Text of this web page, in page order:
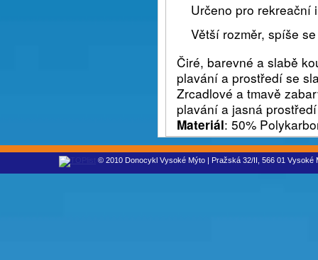
Určeno pro rekreační
Větší rozměr, spíše
Čiré, barevné a slabě
plavání a prostředí se
Zrcadlové a tmavě
plavání a jasná prostředí
Materiál: 50%
© 2010 Donocykl Vysoké Mýto | Pražská 32/II, 566 01 Vysoké